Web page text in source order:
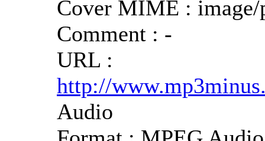
Cover MIME : image/
Comment : -
URL :
http://
Audio